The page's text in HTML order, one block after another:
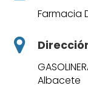
Farmacia
Albacete